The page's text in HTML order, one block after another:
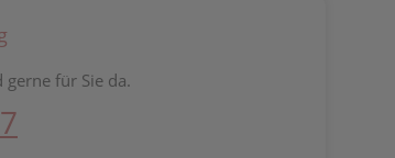
gerne für Sie da.